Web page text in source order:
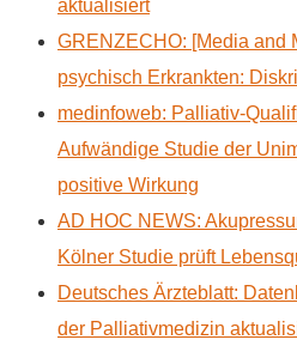
aktualisiert
GRENZECHO: [Media and
psychisch Erkrankten:
medinfoweb: Palliativ-
Aufwändige Studie der
positive Wirkung
AD HOC NEWS:
Kölner Studie prüft
Deutsches Ärzteblatt:
der Palliativmedizin